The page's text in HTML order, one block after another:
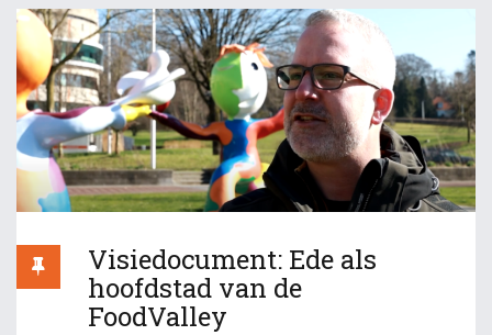
Visiedocument: Ede als
hoofdstad van de
FoodValley